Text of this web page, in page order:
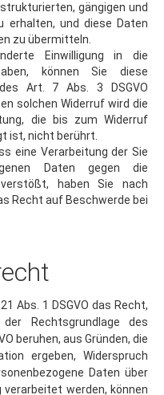
erhalten, und diese Daten
zu übermitteln.
Einwilligung in die
können Sie diese
Art. 7 Abs. 3 DSGVO
solchen Widerruf wird die
die bis zum Widerruf
ist, nicht berührt.
eine Verarbeitung der Sie
Daten gegen die
haben Sie nach
Recht auf Beschwerde bei
Abs. 1 DSGVO das Recht,
Rechtsgrundlage des
beruhen, aus Gründen, die
ergeben, Widerspruch
Daten über
werden, können
Art. 21 Abs. 2 und Abs. 3